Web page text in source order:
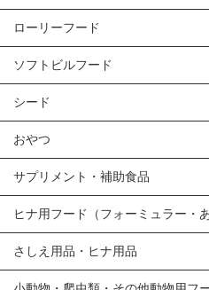
ローリーフード
ソフトビルフード
シード
おやつ
サプリメント・補助食品
ヒナ用フード（フォーミュラー・
さしえ用品・ヒナ用品